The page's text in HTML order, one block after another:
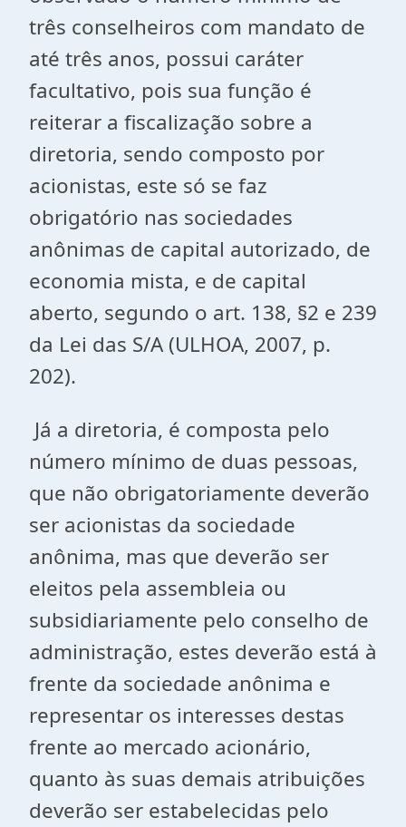
três conselheiros com mandato de
até três anos, possui caráter
facultativo, pois sua função é
reiterar a fiscalização sobre a
diretoria, sendo composto por
acionistas, este só se faz
obrigatório nas sociedades
anônimas de capital autorizado, de
economia mista, e de capital
aberto, segundo o art. 138, §2 e 239
da Lei das S/A (ULHOA, 2007, p.
202).
Já a diretoria, é composta pelo
número mínimo de duas pessoas,
que não obrigatoriamente deverão
ser acionistas da sociedade
anônima, mas que deverão ser
eleitos pela assembleia ou
subsidiariamente pelo conselho de
administração, estes deverão está à
frente da sociedade anônima e
representar os interesses destas
frente ao mercado acionário,
quanto às suas demais atribuições
deverão ser estabelecidas pelo